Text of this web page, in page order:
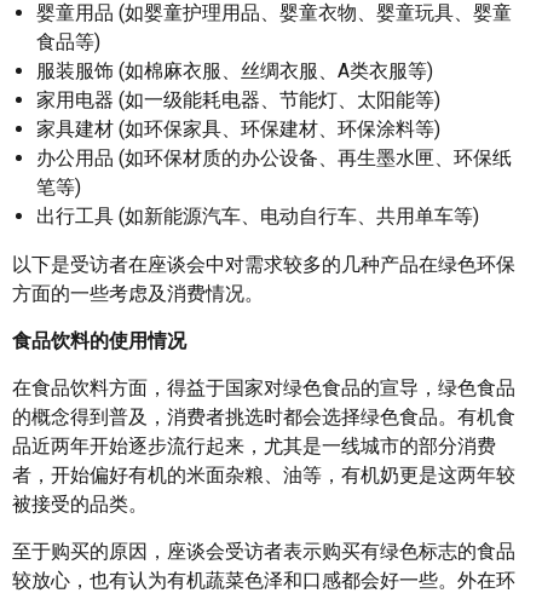
婴童用品 (如婴童护理用品、婴童衣物、婴童玩具、婴童
食品等)
服装服饰 (如棉麻衣服、丝绸衣服、A类衣服等)
家用电器 (如一级能耗电器、节能灯、太阳能等)
家具建材 (如环保家具、环保建材、环保涂料等)
办公用品 (如环保材质的办公设备、再生墨水匣、环保纸
笔等)
出行工具 (如新能源汽车、电动自行车、共用单车等)
以下是受访者在座谈会中对需求较多的几种产品在绿色环保
方面的一些考虑及消费情况。
食品饮料的使用情况
在食品饮料方面，得益于国家对绿色食品的宣导，绿色食品
的概念得到普及，消费者挑选时都会选择绿色食品。有机食
品近两年开始逐步流行起来，尤其是一线城市的部分消费
者，开始偏好有机的米面杂粮、油等，有机奶更是这两年较
被接受的品类。
至于购买的原因，座谈会受访者表示购买有绿色标志的食品
较放心，也有认为有机蔬菜色泽和口感都会好一些。外在环